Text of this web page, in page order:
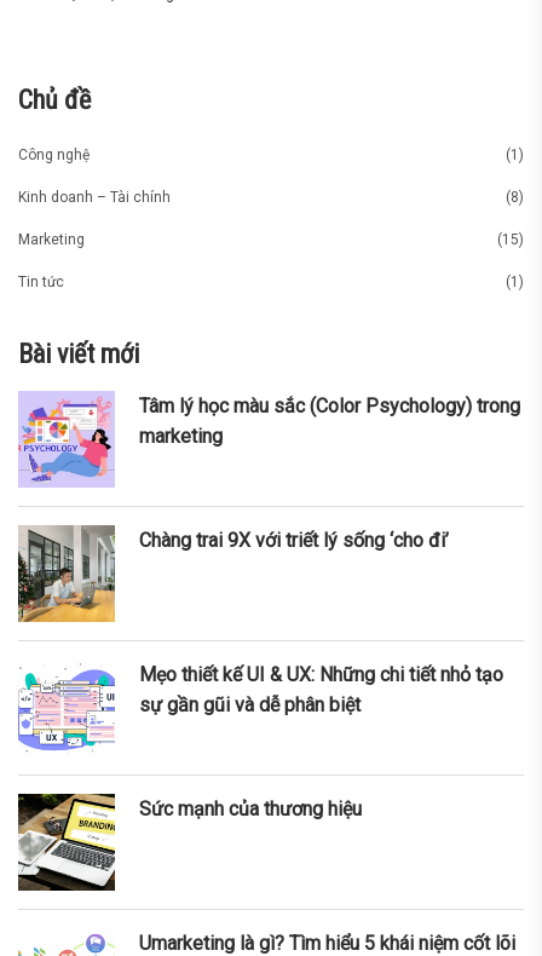
Chủ đề
Công nghệ (1)
Kinh doanh – Tài chính (8)
Marketing (15)
Tin tức (1)
Bài viết mới
Tâm lý học màu sắc (Color Psychology) trong
marketing
Chàng trai 9X với triết lý sống ‘cho đi’
Mẹo thiết kế UI & UX: Những chi tiết nhỏ tạo
sự gần gũi và dễ phân biệt
Sức mạnh của thương hiệu
Umarketing là gì? Tìm hiểu 5 khái niệm cốt lõi